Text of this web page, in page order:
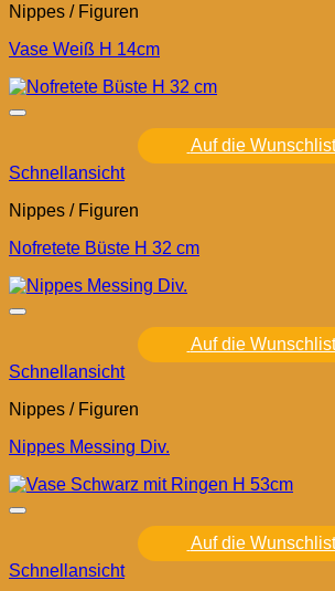
Nippes / Figuren
Vase Weiß H 14cm
Auf die
Schnellansicht
Nippes / Figuren
Nofretete Büste H 32 cm
Auf die
Schnellansicht
Nippes / Figuren
Nippes Messing Div.
Auf die
Schnellansicht